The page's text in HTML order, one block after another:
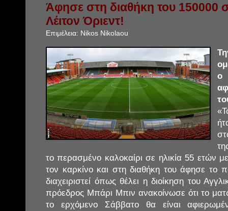
Άφησε στη διαθήκη του 150000
Λέιτον Όριεντ!
Επιμέλεια: Nikos Nikolaou
ο
το περασμένο καλοκαίρι σε ηλικία 55 ετών
τον καρκίνο και στη διαθήκη του άφησε
διαχειριστεί όπως θέλει η διοίκηση του
πρόεδρος Μπάρι Μπιν ανακοίνωσε ότι το
το ερχόμενο Σάββατο θα είναι